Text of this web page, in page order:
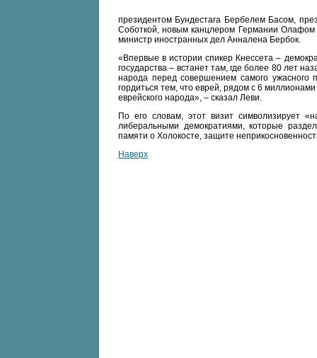
президентом Бундестага Бербелем Басом,
Соботкой, новым канцлером Германии
министр иностранных дел Анналена Бербок.
«Впервые в истории спикер Кнессета –
государства – встанет там, где более 80 лет
народа перед совершением самого ужасного
гордиться тем, что еврей, рядом с 6
еврейского народа», – сказал Леви.
По его словам, этот визит символизирует
либеральными демократиями, которые
памяти о Холокосте, защите
Наверх